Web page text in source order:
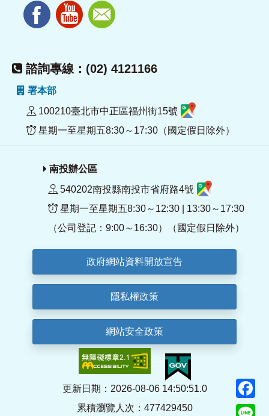
諮詢專線：(02) 4121166
署本部
100210臺北市中正區福州街15號
星期一至星期五8:30～17:30（國定假日除外）
南投辦公區
540202南投縣南投市省府路4號
星期一至星期五8:30～12:30 | 13:30～17:30
（公司登記：9:00～16:30）（國定假日除外）
政府網站資料開放宣告
隱私權政策
網站安全政策
更新日期：2026-08-06 14:50:51.0
累積瀏覽人次：477429450